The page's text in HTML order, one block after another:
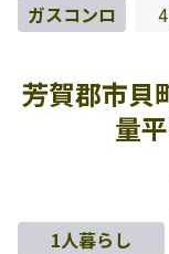
ガスコンロ
芳賀郡市貝
量
1人暮らし